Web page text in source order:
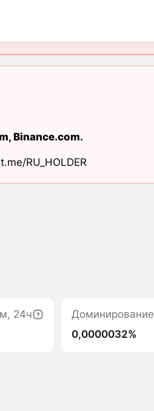
, Binance.com.
t.me/RU_HOLDER
24ч
Доминирование
0,0000032%